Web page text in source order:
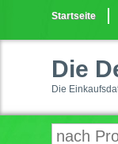
Startseite
Die
Die